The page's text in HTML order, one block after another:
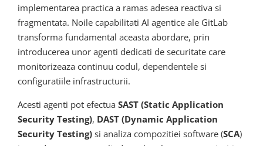
implementarea practica a ramas adesea reactiva si
fragmentata. Noile capabilitati AI agentice ale GitLab
transforma fundamental aceasta abordare, prin
introducerea unor agenti dedicati de securitate care
monitorizeaza continuu codul, dependentele si
configuratiile infrastructurii.
Acesti agenti pot efectua SAST (Static Application
Security Testing), DAST (Dynamic Application
Security Testing) si analiza compozitiei software (SCA)